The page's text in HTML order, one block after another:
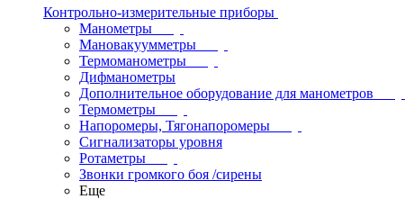
Контрольно-измерительные приборы
Манометры
Мановакуумметры
Термоманометры
Дифманометры
Дополнительное оборудование для манометров
Термометры
Напоромеры, Тягонапоромеры
Сигнализаторы уровня
Ротаметры
Звонки громкого боя /сирены
Еще